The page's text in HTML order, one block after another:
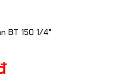
BT 150 1/4"